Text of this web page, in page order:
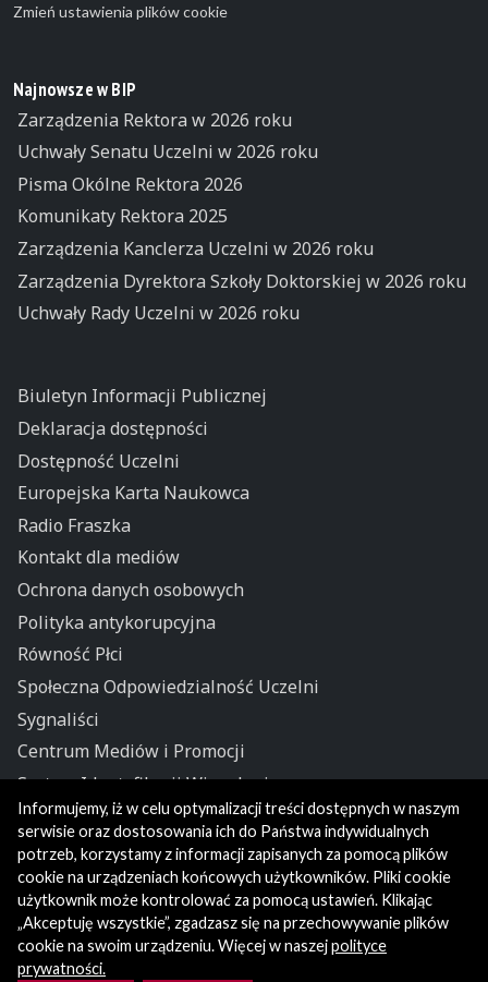
Zmień ustawienia plików cookie
Najnowsze w BIP
Zarządzenia Rektora w 2026 roku
Uchwały Senatu Uczelni w 2026 roku
Pisma Okólne Rektora 2026
Komunikaty Rektora 2025
Zarządzenia Kanclerza Uczelni w 2026 roku
Zarządzenia Dyrektora Szkoły Doktorskiej w 2026 roku
Uchwały Rady Uczelni w 2026 roku
Biuletyn Informacji Publicznej
Deklaracja dostępności
Dostępność Uczelni
Europejska Karta Naukowca
Radio Fraszka
Kontakt dla mediów
Ochrona danych osobowych
Polityka antykorupcyjna
Równość Płci
Społeczna Odpowiedzialność Uczelni
Sygnaliści
Centrum Mediów i Promocji
System Identyfikacji Wizualnej
Polityka prywatności
Informujemy, iż w celu optymalizacji treści dostępnych w naszym
serwisie oraz dostosowania ich do Państwa indywidualnych
potrzeb, korzystamy z informacji zapisanych za pomocą plików
cookie na urządzeniach końcowych użytkowników. Pliki cookie
użytkownik może kontrolować za pomocą ustawień. Klikając
„Akceptuję wszystkie”, zgadzasz się na przechowywanie plików
cookie na swoim urządzeniu. Więcej w naszejpolityce
prywatności.